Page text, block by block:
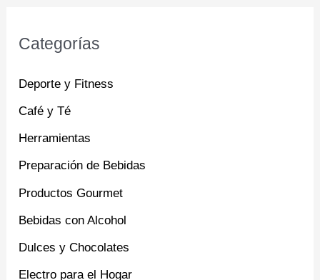
Categorías
Deporte y Fitness
Café y Té
Herramientas
Preparación de Bebidas
Productos Gourmet
Bebidas con Alcohol
Dulces y Chocolates
Electro para el Hogar